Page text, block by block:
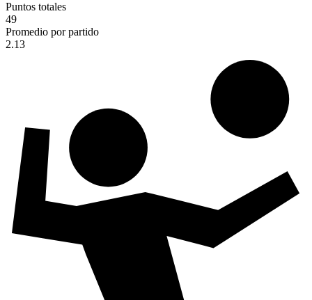
Puntos totales
49
Promedio por partido
2.13